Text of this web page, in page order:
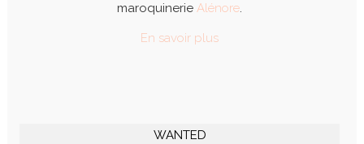
maroquinerie Alénore.
En savoir plus
WANTED